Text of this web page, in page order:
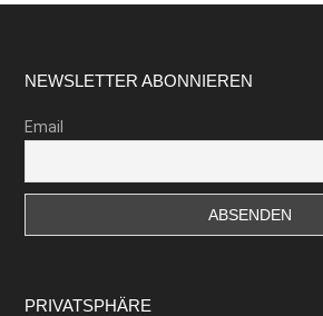
Footer
NEWSLETTER ABONNIEREN
Email
PRIVATSPHÄRE